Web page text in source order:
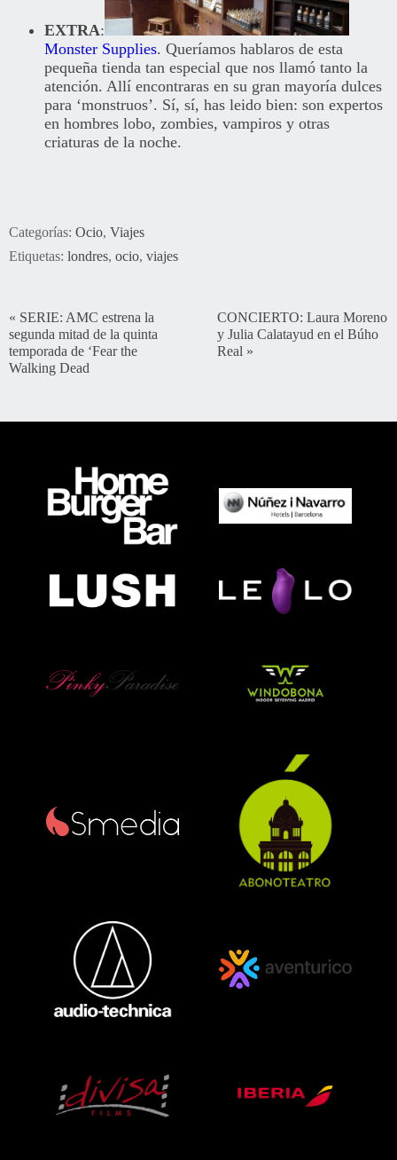
EXTRA:
Monster Supplies. Queríamos hablaros de esta
pequeña tienda tan especial que nos llamó tanto la
atención. Allí encontraras en su gran mayoría dulces
para ‘monstruos’. Sí, sí, has leido bien: son expertos
en hombres lobo, zombies, vampiros y otras
criaturas de la noche.
Categorías: Ocio, Viajes
Etiquetas: londres, ocio, viajes
« SERIE: AMC estrena la
segunda mitad de la quinta
temporada de ‘Fear the
Walking Dead
CONCIERTO: Laura Moreno
y Julia Calatayud en el Búho
Real »